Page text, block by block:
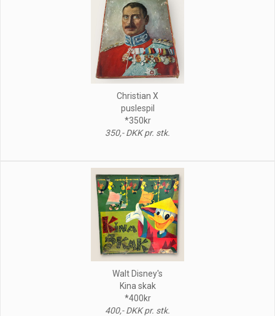
Christian X
puslespil
*350kr
350,- DKK pr. stk.
Walt Disney's
Kina skak
*400kr
400,- DKK pr. stk.